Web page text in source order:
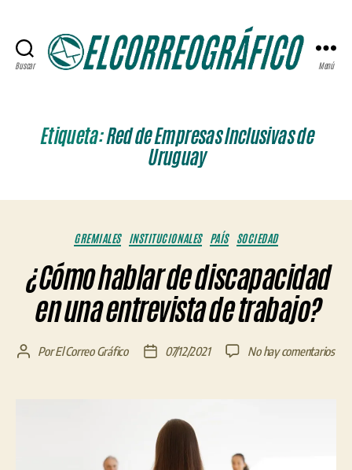
Buscar Menú
Etiqueta:Red de Empresas Inclusivas de
Uruguay
Categorías
GREMIALES INSTITUCIONALES PAÍS SOCIEDAD
¿Cómo hablar de discapacidad
en una entrevista de trabajo?
AutorPorEl Correo Gráfico
Fecha07/12/2021 No hay comentariosen